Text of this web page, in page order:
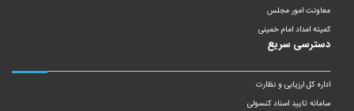
معاونت امور مجلس
کمیته امداد امام خمینی
دسترسی سریع
اداره کل ارزیابی و نظارت
سامانه تایید اسناد کنسولی